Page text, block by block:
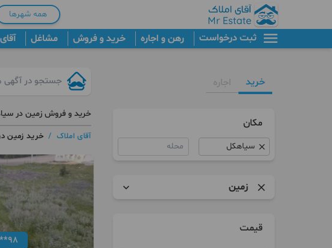
همه شهرها
ثبت درخواست رهن و اجاره خرید و فروش مشاغل
خرید اجاره
مکان
محله
زمین
برج
قیمت
خرید و فروش زمین در
آقای املاک / خرید زمین